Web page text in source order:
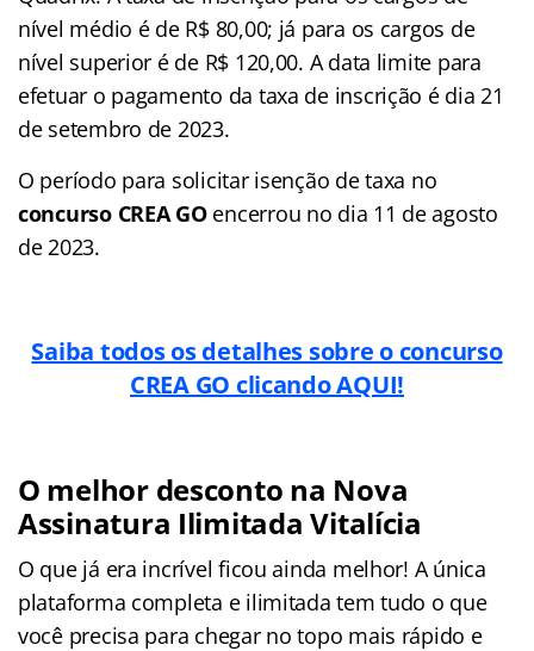
nível médio é de R$ 80,00; já para os cargos de
nível superior é de R$ 120,00. A data limite para
efetuar o pagamento da taxa de inscrição é dia 21
de setembro de 2023.
O período para solicitar isenção de taxa no
concurso CREA GOencerrou no dia 11 de agosto
de 2023.
Saiba todos os detalhes sobre o concurso
CREA GO clicando AQUI!
O melhor desconto na Nova
Assinatura Ilimitada Vitalícia
O que já era incrível ficou ainda melhor! A única
plataforma completa e ilimitada tem tudo o que
você precisa para chegar no topo mais rápido e